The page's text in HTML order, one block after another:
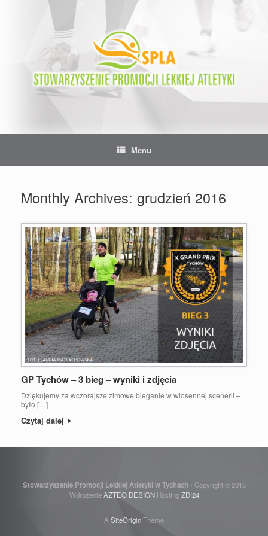
Menu
Monthly Archives: grudzień 2016
GP Tychów – 3 bieg – wyniki i zdjęcia
Dziękujemy za wczorajsze zimowe bieganie w wiosennej scenerii –
było […]
Czytaj dalej
Stowarzyszenie Promocji Lekkiej Atletyki w Tychach - Copyright © 2016
WdrożenieAZTEQ DESIGNHostingZDI24
A SiteOriginTheme